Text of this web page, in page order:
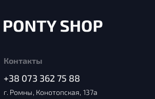
Контакты
+38 073 362 75 88
г. Ромны, Конотопская, 137а